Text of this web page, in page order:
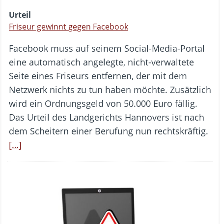
Urteil
Friseur gewinnt gegen Facebook
Facebook muss auf seinem Social-Media-Portal
eine automatisch angelegte, nicht-verwaltete
Seite eines Friseurs entfernen, der mit dem
Netzwerk nichts zu tun haben möchte. Zusätzlich
wird ein Ordnungsgeld von 50.000 Euro fällig.
Das Urteil des Landgerichts Hannovers ist nach
dem Scheitern einer Berufung nun rechtskräftig.
[…]